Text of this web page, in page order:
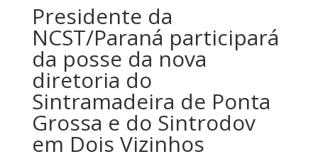
Presidente da
NCST/Paraná participará
da posse da nova
diretoria do
Sintramadeira de Ponta
Grossa e do Sintrodov
em Dois Vizinhos